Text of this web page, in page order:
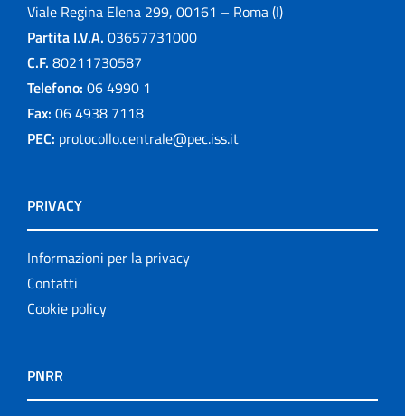
Viale Regina Elena 299, 00161 – Roma (I)
Partita I.V.A. 03657731000
C.F. 80211730587
Telefono: 06 4990 1
Fax: 06 4938 7118
PEC: protocollo.centrale@pec.iss.it
PRIVACY
Informazioni per la privacy
Contatti
Cookie policy
PNRR